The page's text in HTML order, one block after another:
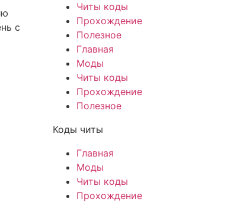
с
Читы коды
Прохождение
Полезное
Главная
Моды
Читы коды
Прохождение
Полезное
Коды читы
Главная
Моды
Читы коды
Прохождение